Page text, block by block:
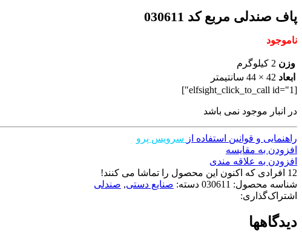
پاف صندلی مربع کد 030611
ناموجود
وزن 2 کیلوگرم
ابعاد 42 × 44 سانتیمتر
[elfsight_click_to_call id="1"]
در انبار موجود نمی باشد
راهنمایی و قوانین استفاده از سرویس پرو
افزودن به مقایسه
افزودن به علاقه مندی
12 افرادی که اکنون این محصول را تماشا می کنند!
شناسه محصول: 030611 دسته: صنایع دستی, صندلی
اشتراک‌گذاری:
دیدگاهها